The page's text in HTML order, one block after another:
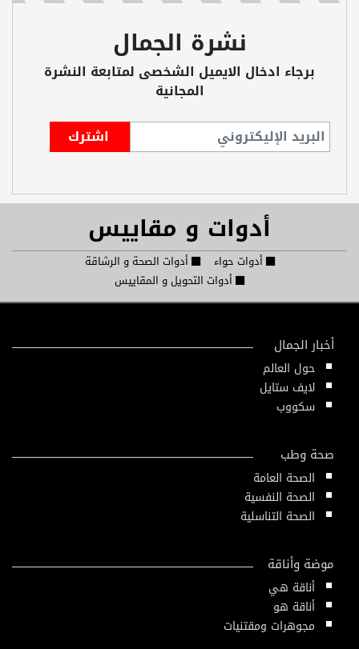
نشرة الجمال
برجاء ادخال الايميل الشخصى لمتابعة النشرة
المجانية
أدوات و مقاييس
أدوات حواء
أدوات الصحة و الرشاقة
أدوات التحويل و المقاييس
أخبار الجمال
حول العالم
لايف ستايل
سكووب
صحة وطب
الصحة العامة
الصحة النفسية
الصحة التناسلية
موضة وأناقة
أناقة هي
أناقة هو
مجوهرات ومقتنيات